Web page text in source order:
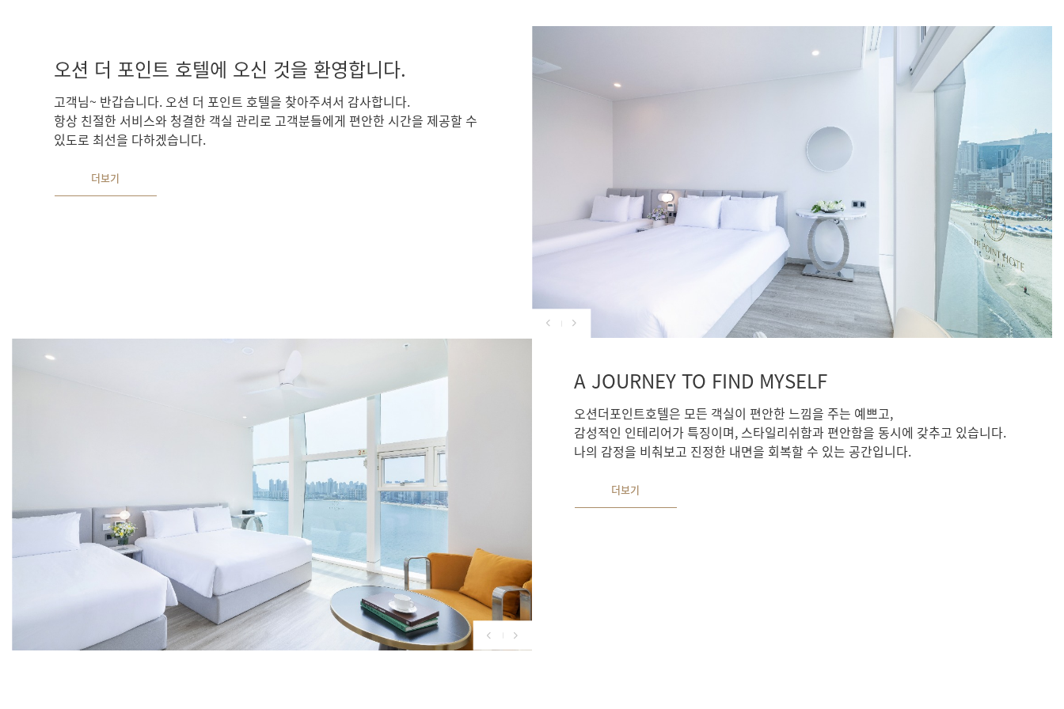
오션 더 포인트 호텔에 오신 것을 환영합니다.
고객님~ 반갑습니다. 오션 더 포인트 호텔을 찾아주셔서 감사합니다.
항상 친절한 서비스와 청결한 객실 관리로 고객분들에게 편안한 시간을 제공할 수
있도로 최선을 다하겠습니다.
더보기
A JOURNEY TO FIND MYSELF
오션더포인트호텔은 모든 객실이 편안한 느낌을 주는 예쁘고,
감성적인 인테리어가 특징이며, 스타일리쉬함과 편안함을 동시에 갖추고 있습니다.
나의 감정을 비춰보고 진정한 내면을 회복할 수 있는 공간입니다.
더보기